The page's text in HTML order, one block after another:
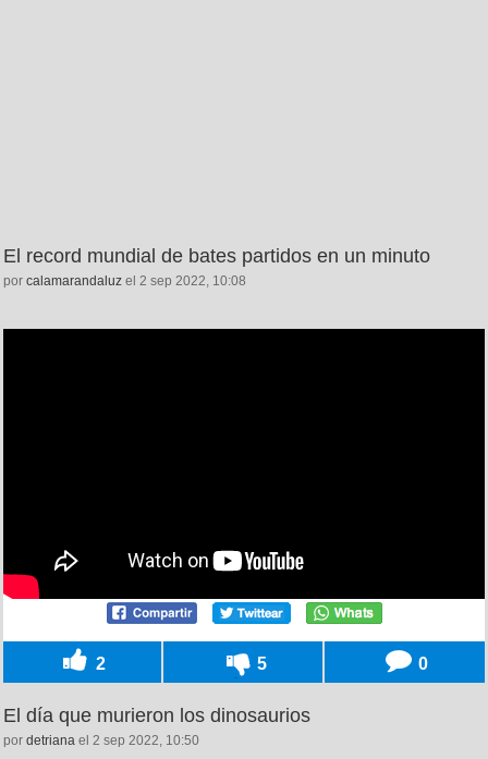
El record mundial de bates partidos en un minuto
por calamarandaluz el 2 sep 2022, 10:08
2 5 0
El día que murieron los dinosaurios
por detriana el 2 sep 2022, 10:50